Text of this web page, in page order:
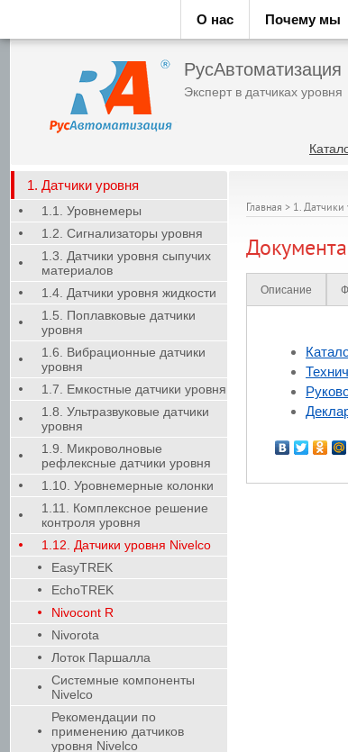
О нас Почему мы
РусАвтоматизация
Эксперт в датчиках уровня
1. Датчики уровня
1.1. Уровнемеры
1.2. Сигнализаторы уровня
1.3. Датчики уровня сыпучих
материалов
1.4. Датчики уровня жидкости
1.5. Поплавковые датчики
уровня
1.6. Вибрационные датчики
уровня
1.7. Емкостные датчики уровня
1.8. Ультразвуковые датчики
уровня
1.9. Микроволновые
рефлексные датчики уровня
1.10. Уровнемерные колонки
1.11. Комплексное решение
контроля уровня
1.12. Датчики уровня Nivelco
EasyTREK
EchoTREK
Nivocont R
Nivorota
Лоток Паршалла
Системные компоненты
Nivelco
Рекомендации по
применению датчиков
уровня Nivelco
Главная > 1. Датчики
Описание